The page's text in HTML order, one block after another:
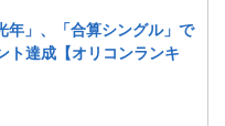
」、「合算シングル」で
ト達成【オリコンランキ